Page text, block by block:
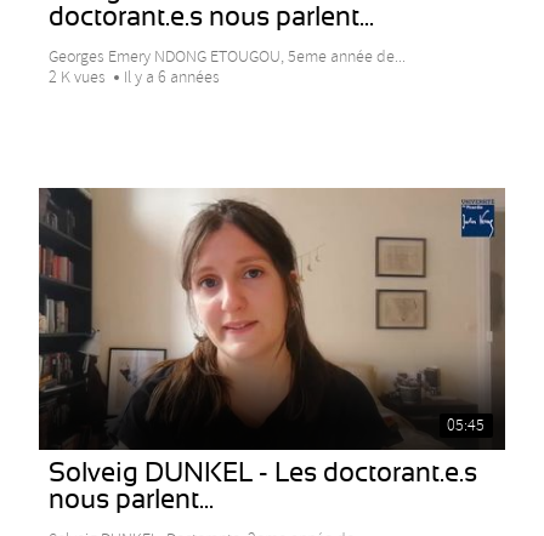
doctorant.e.s nous parlent...
Georges Emery NDONG ETOUGOU, 5eme année de...
2 K vues
Il y a 6 années
05:45
Solveig DUNKEL - Les doctorant.e.s
nous parlent...